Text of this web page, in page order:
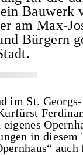
Bauwerk
am Max-
Bürgern
im St.
eigenes
in diesem